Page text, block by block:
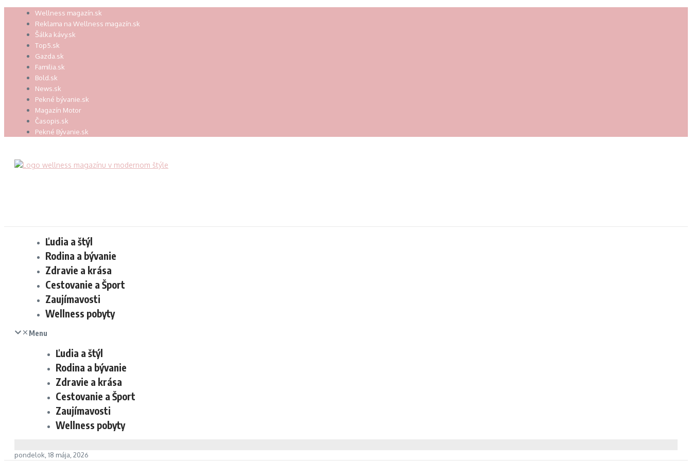
Preskočiť Wellness magazín.sk
Reklama na Wellness magazín.sk
Šálka kávy.sk
Top5.sk
Gazda.sk
Familia.sk
Bold.sk
News.sk
Pekné bývanie.sk
Magazín Motor
Časopis.sk
Pekné Bývanie.sk
Ľudia a štýl
Rodina a bývanie
Zdravie a krása
Cestovanie a Šport
Zaujímavosti
Wellness pobyty
Menu
Ľudia a štýl
Rodina a bývanie
Zdravie a krása
Cestovanie a Šport
Zaujímavosti
Wellness pobyty
pondelok, 18 mája, 2026